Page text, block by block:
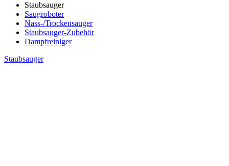
Staubsauger
Saugroboter
Nass-/Trockensauger
Staubsauger-Zubehör
Dampfreiniger
Staubsauger